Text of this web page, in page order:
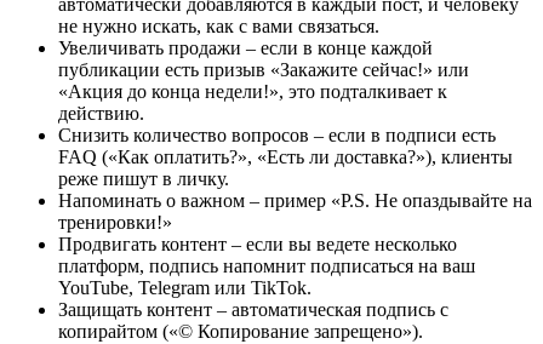
автоматически добавляются в каждый пост, и человеку
не нужно искать, как с вами связаться.
Увеличивать продажи – если в конце каждой
публикации есть призыв «Закажите сейчас!» или
«Акция до конца недели!», это подталкивает к
действию.
Снизить количество вопросов – если в подписи есть
FAQ («Как оплатить?», «Есть ли доставка?»), клиенты
реже пишут в личку.
Напоминать о важном – пример «P.S. Не опаздывайте на
тренировки!»
Продвигать контент – если вы ведете несколько
платформ, подпись напомнит подписаться на ваш
YouTube, Telegram или TikTok.
Защищать контент – автоматическая подпись с
копирайтом («© Копирование запрещено»).